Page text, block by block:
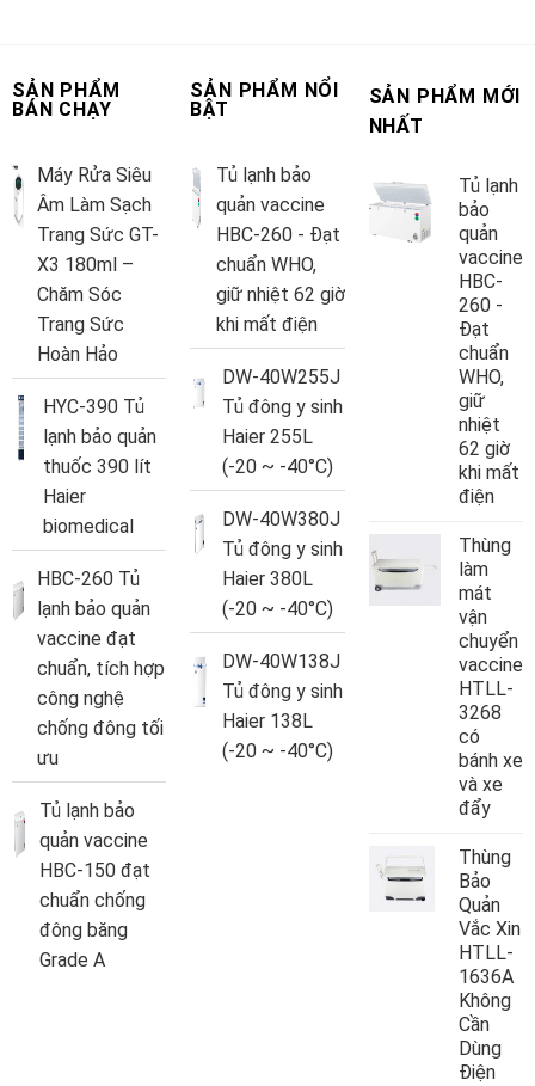
SẢN PHẨM
BÁN CHẠY
Máy Rửa Siêu
Âm Làm Sạch
Trang Sức GT-
X3 180ml –
Chăm Sóc
Trang Sức
Hoàn Hảo
HYC-390 Tủ
lạnh bảo quản
thuốc 390 lít
Haier
biomedical
HBC-260 Tủ
lạnh bảo quản
vaccine đạt
chuẩn, tích hợp
công nghệ
chống đông tối
ưu
Tủ lạnh bảo
quản vaccine
HBC-150 đạt
chuẩn chống
đông băng
Grade A
SẢN PHẨM NỔI
BẬT
Tủ lạnh bảo
quản vaccine
HBC-260 - Đạt
chuẩn WHO,
giữ nhiệt 62 giờ
khi mất điện
DW-40W255J
Tủ đông y sinh
Haier 255L
(-20 ~ -40°C)
DW-40W380J
Tủ đông y sinh
Haier 380L
(-20 ~ -40°C)
DW-40W138J
Tủ đông y sinh
Haier 138L
(-20 ~ -40°C)
SẢN PHẨM MỚI
NHẤT
Tủ lạnh
bảo
quản
vaccine
HBC-
260 -
Đạt
chuẩn
WHO,
giữ
nhiệt
62 giờ
khi mất
điện
Thùng
làm
mát
vận
chuyển
vaccine
HTLL-
3268
có
bánh xe
và xe
đẩy
Thùng
Bảo
Quản
Vắc Xin
HTLL-
1636A
Không
Cần
Dùng
Điện